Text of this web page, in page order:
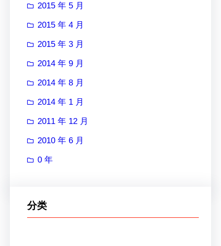
2015 年 5 月
2015 年 4 月
2015 年 3 月
2014 年 9 月
2014 年 8 月
2014 年 1 月
2011 年 12 月
2010 年 6 月
0 年
分类